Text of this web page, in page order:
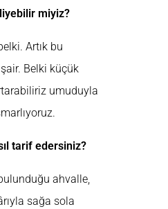
miyiz?
Artık bu
Belki küçük
umuduyla
tarif edersiniz?
ahvalle,
sağa sola